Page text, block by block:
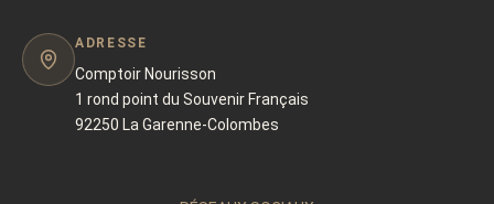
ADRESSE
Comptoir Nourisson
1 rond point du Souvenir Français
92250 La Garenne-Colombes